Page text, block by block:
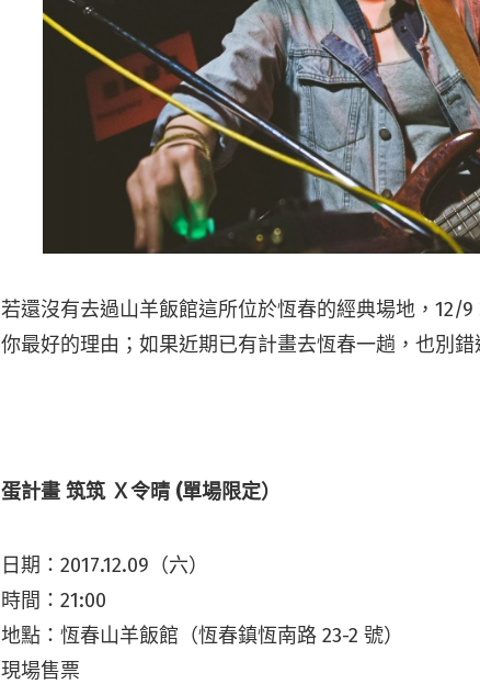
若還沒有去過山羊飯館這所位於恆春的經典場地，12/
你最好的理由；如果近期已有計畫去恆春一趟，也別錯
蛋計畫 筑筑 Ｘ令晴 (單場限定）
日期：2017.12.09（六）
時間：21:00
地點：恆春山羊飯館（恆春鎮恆南路 23-2 號）
現場售票